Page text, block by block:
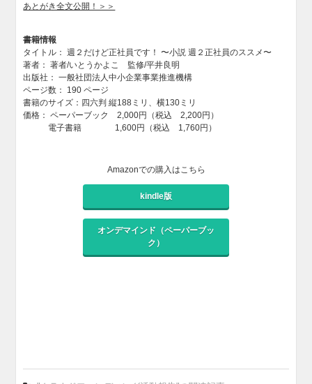
あとがき全文公開！＞＞
書籍情報
タイトル： 週２だけど正社員です！ 〜小説 週２正社員のススメ〜
著者： 著者/いとうかよこ 監修/平井良明
出版社： 一般社団法人中小企業事業推進機構
ページ数： 190 ページ
書籍のサイズ：四六判 縦188ミリ、横130ミリ
価格： ペーパーブック 2,000円（税込 2,200円）
電子書籍 1,600円（税込 1,760円）
Amazonでの購入はこちら
kindle版
オンデマインド（ペーパーブッ
ク）